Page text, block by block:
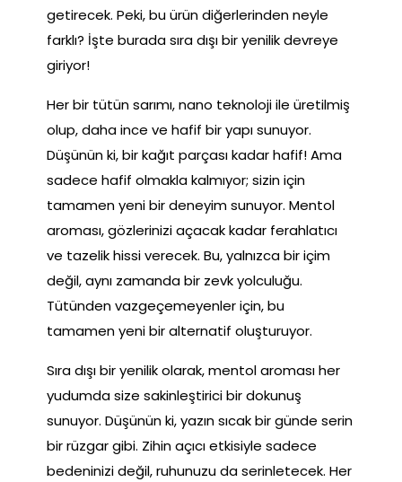
getirecek. Peki, bu ürün diğerlerinden neyle
farklı? İşte burada sıra dışı bir yenilik devreye
giriyor!
Her bir tütün sarımı, nano teknoloji ile üretilmiş
olup, daha ince ve hafif bir yapı sunuyor.
Düşünün ki, bir kağıt parçası kadar hafif! Ama
sadece hafif olmakla kalmıyor; sizin için
tamamen yeni bir deneyim sunuyor. Mentol
aroması, gözlerinizi açacak kadar ferahlatıcı
ve tazelik hissi verecek. Bu, yalnızca bir içim
değil, aynı zamanda bir zevk yolculuğu.
Tütünden vazgeçemeyenler için, bu
tamamen yeni bir alternatif oluşturuyor.
Sıra dışı bir yenilik olarak, mentol aroması her
yudumda size sakinleştirici bir dokunuş
sunuyor. Düşünün ki, yazın sıcak bir günde serin
bir rüzgar gibi. Zihin açıcı etkisiyle sadece
bedeninizi değil, ruhunuzu da serinletecek. Her